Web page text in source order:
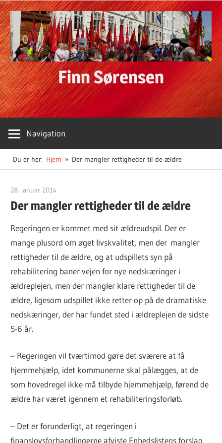
Skip
to
content
Finn Sørensen
Navigation
Du er her: Hjem Der mangler rettigheder til de ældre
28. januar 2014
Der mangler rettigheder til de ældre
Regeringen er kommet med sit ældreudspil. Der er
mange plusord om øget livskvalitet, men der mangler
rettigheder til de ældre, og at udspillets syn på
rehabilitering baner vejen for nye nedskæringer i
ældreplejen, men der mangler klare rettigheder til de
ældre, ligesom udspillet ikke retter op på de dramatiske
nedskæringer, der har fundet sted i ældreplejen de sidste
5-6 år.
– Regeringen vil tværtimod gøre det sværere at få
hjemmehjælp, idet kommunerne skal pålægges, at de
som hovedregel ikke må tilbyde hjemmehjælp, førend de
ældre har været igennem et rehabiliteringsforløb.
– Det er forunderligt, at regeringen i
finanslovsforhandlingerne afviste Enhedslistens forslag